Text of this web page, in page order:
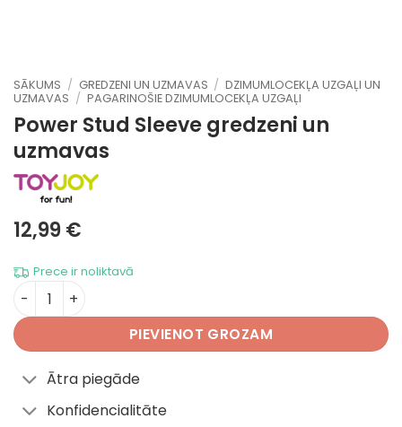
SĀKUMS / GREDZENI UN UZMAVAS / DZIMUMLOCEKĻA UZGAĻI UN
UZMAVAS / PAGARINOŠIE DZIMUMLOCEKĻA UZGAĻI
Power Stud Sleevegredzeni un
uzmavas
12,99€
Prece ir noliktavā
Power Stud Sleeve daudzums
PIEVIENOT GROZAM
Ātra piegāde
Konfidencialitāte